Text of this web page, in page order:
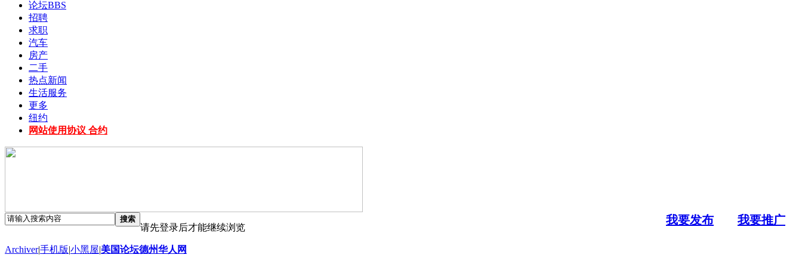
论坛BBS
招聘
求职
汽车
房产
二手
热点新闻
生活服务
更多
纽约
网站使用协议 合约
搜索 我要发布 我要推广
请先登录后才能继续浏览
Archiver|手机版|小黑屋|美国论坛德州华人网